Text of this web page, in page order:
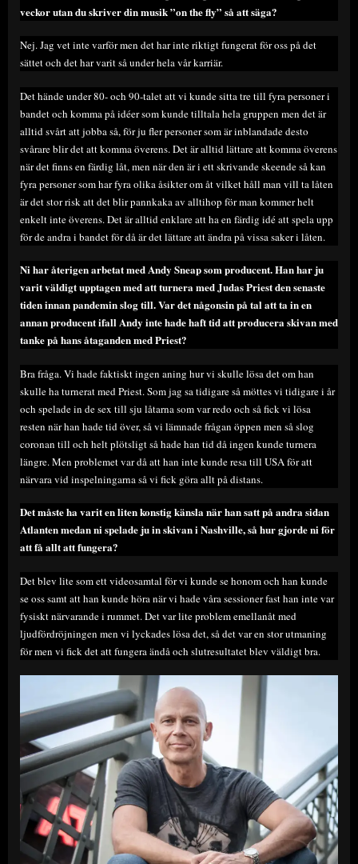
veckor utan du skriver din musik ”on the fly” så att säga?
Nej. Jag vet inte varför men det har inte riktigt fungerat för oss på det
sättet och det har varit så under hela vår karriär.
Det hände under 80- och 90-talet att vi kunde sitta tre till fyra personer i
bandet och komma på idéer som kunde tilltala hela gruppen men det är
alltid svårt att jobba så, för ju fler personer som är inblandade desto
svårare blir det att komma överens. Det är alltid lättare att komma överens
när det finns en färdig låt, men när den är i ett skrivande skeende så kan
fyra personer som har fyra olika åsikter om åt vilket håll man vill ta låten
är det stor risk att det blir pannkaka av alltihop för man kommer helt
enkelt inte överens. Det är alltid enklare att ha en färdig idé att spela upp
för de andra i bandet för då är det lättare att ändra på vissa saker i låten.
Ni har återigen arbetat med Andy Sneap som producent. Han har ju
varit väldigt upptagen med att turnera med Judas Priest den senaste
tiden innan pandemin slog till. Var det någonsin på tal att ta in en
annan producent ifall Andy inte hade haft tid att producera skivan med
tanke på hans åtaganden med Priest?
Bra fråga. Vi hade faktiskt ingen aning hur vi skulle lösa det om han
skulle ha turnerat med Priest. Som jag sa tidigare så möttes vi tidigare i år
och spelade in de sex till sju låtarna som var redo och så fick vi lösa
resten när han hade tid över, så vi lämnade frågan öppen men så slog
coronan till och helt plötsligt så hade han tid då ingen kunde turnera
längre. Men problemet var då att han inte kunde resa till USA för att
närvara vid inspelningarna så vi fick göra allt på distans.
Det måste ha varit en liten konstig känsla när han satt på andra sidan
Atlanten medan ni spelade ju in skivan i Nashville, så hur gjorde ni för
att få allt att fungera?
Det blev lite som ett videosamtal för vi kunde se honom och han kunde
se oss samt att han kunde höra när vi hade våra sessioner fast han inte var
fysiskt närvarande i rummet. Det var lite problem emellanåt med
ljudfördröjningen men vi lyckades lösa det, så det var en stor utmaning
för men vi fick det att fungera ändå och slutresultatet blev väldigt bra.